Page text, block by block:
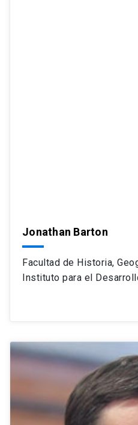
Jonathan Barton
Facultad de Historia,
Instituto para el